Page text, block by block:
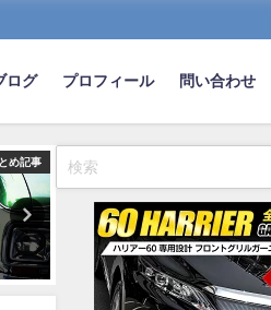
ログ プロフィール 問い合わせ
め記事
後ろの車に車間距離あけさせる
方法片っ端から言ってけｗｗｗ
2021-12-25